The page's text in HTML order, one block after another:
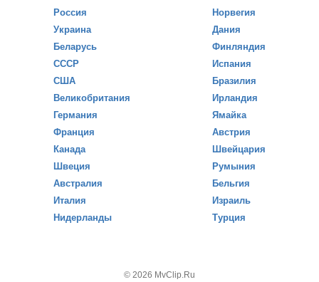
Россия
Украина
Беларусь
СССР
США
Великобритания
Германия
Франция
Канада
Швеция
Австралия
Италия
Нидерланды
Норвегия
Дания
Финляндия
Испания
Бразилия
Ирландия
Ямайка
Австрия
Швейцария
Румыния
Бельгия
Израиль
Турция
© 2026 MvClip.Ru